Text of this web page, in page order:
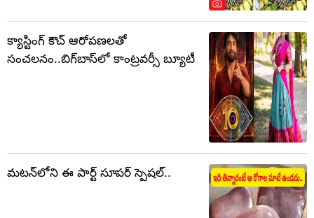
క్యాస్టింగ్ కౌచ్ ఆరోపణలతో
సంచలనం..బిగ్‌బాస్‌లో కాంట్రవర్సీ బ్యూటీ
మటన్‌లోని ఈ పార్ట్ సూపర్ స్పెషల్..